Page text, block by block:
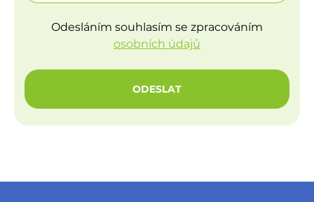
Odesláním souhlasím se zpracováním
osobních údajů
ODESLAT